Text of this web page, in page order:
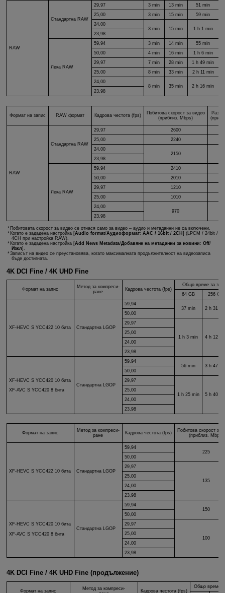
RAW
Стандартна RAW
29,97 3 min 13 min
51 min
25,00
3 min 15 min
59 min
24,00
3 min
15 min
1 h 1 min
23,98
Лека RAW
59,94 3 min 14 min
55 min
50,00
4 min 16 min
1 h 6 min
29,97
7 min 28 min
1 h 49 min
25,00
8 min 33 min
2 h 11 min
24,00
8 min
35 min
2 h 16 min
23,98
Формат на запис RAW формат Кадрова честота (fps)
Побитова скорост за видео
(приблиз. Mbps)
RAW
Стандартна RAW
29,97 2600
25,00
2240
24,00
2150
23,98
Лека RAW
59,94 2410
50,00
2010
29,97
1210
25,00
1010
24,00
970
23,98
Побитовата скорост за видео се отнася само за видео – аудио и метаданни не са включени.
Когато е зададена настройка [Audio format/Аудиоформат:AAC / 16bit / 2CH] (LPCM / 24bit /
4CH при настройка RAW).
Когато е зададена настройка [Add News Metadata/Добавяне на метаданни за новини :Off/
Изкл].
Записът на видео се преустановява, когато максималната продължителност на видеозаписа
бъде достигната.
4K DCI Fine / 4K UHD Fine
Формат на запис
Метод за компреси-
ране
Кадрова честота (fps)
Общо време за
64 GB
256 GB
XF-HEVC S YCC422 10 бита Стандартна LGOP
59,94
37 min
2 h 31
50,00
29,97
1 h 3 min 4 h 12
25,00
24,00
23,98
XF-HEVC S YCC420 10 бита
XF-AVC S YCC420 8 бита
Стандартна LGOP
59,94
56 min
3 h 47
50,00
29,97
1 h 25 min 5 h 40
25,00
24,00
23,98
Формат на запис
Метод за компреси-
ране
Кадрова честота (fps)
Побитова скорост за
(приблиз. Mbps)
XF-HEVC S YCC422 10 бита Стандартна LGOP
59,94
225
50,00
29,97
135
25,00
24,00
23,98
XF-HEVC S YCC420 10 бита
XF-AVC S YCC420 8 бита
Стандартна LGOP
59,94
150
50,00
29,97
100
25,00
24,00
23,98
4K DCI Fine / 4K UHD Fine (продължение)
Формат на запис
Метод за компреси-
Кадрова честота (fps)
Общо време